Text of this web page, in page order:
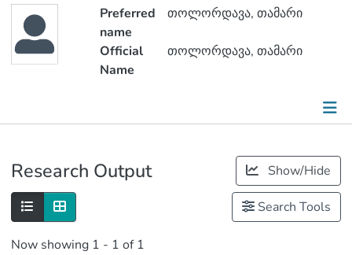
Preferred
name
თოლორდავა, თამარი
Official
Name
თოლორდავა, თამარი
Research Output Show/Hide
Search Tools
Now showing 1 - 1 of 1